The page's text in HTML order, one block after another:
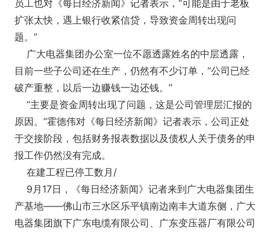
员工也对《每日经济新闻》记者表示，“可能是由于老板
扩张太快，遇上银行收紧信贷，导致资金周转出现问
题。”
广大电器集团办公室一位不愿透露姓名的中层透露，
目前一些子公司还在生产，仍然有不少订单，“公司已经
破产重整，以后一边赚钱一边还钱。”
“主要是资金周转出现了问题，这是公司管理层汇报的
原因。”霍德伟对《每日经济新闻》记者表示，公司正处
于交接阶段，包括财务报表数据以及债权人关于债务的申
报工作仍然没有完成。
在建工程已停工数月/
9月17日，《每日经济新闻》记者来到广大电器集团生
产基地——佛山市三水区乐平镇南边南丰大道东侧，广大
电器集团旗下广东电缆有限公司、广东变压器厂有限公司